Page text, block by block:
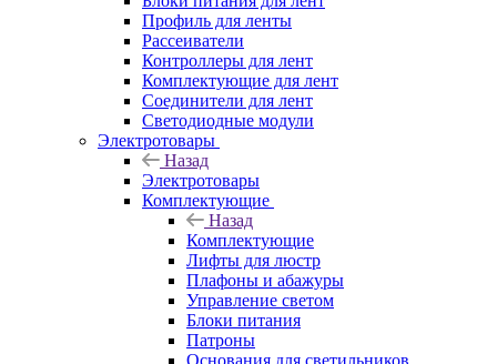
Профиль для ленты
Рассеиватели
Контроллеры для лент
Комплектующие для лент
Соединители для лент
Светодиодные модули
Электротовары
Назад
Электротовары
Комплектующие
Назад
Комплектующие
Лифты для люстр
Плафоны и абажуры
Управление светом
Блоки питания
Патроны
Основания для светильников